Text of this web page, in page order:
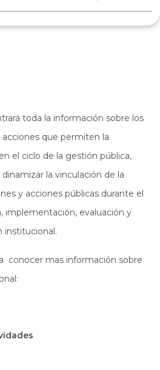
toda la información sobre los
que permiten la
el ciclo de la gestión pública,
la vinculación de la
y acciones públicas durante el
implementación, evaluación y
institucional.
conocer mas información sobre